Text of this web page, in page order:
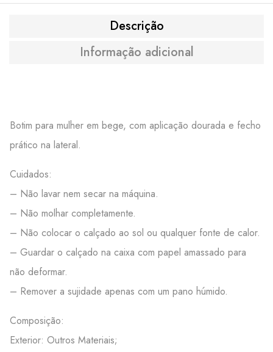
Descrição
Informação adicional
Botim para mulher em bege, com aplicação dourada e fecho
prático na lateral.
Cuidados:
– Não lavar nem secar na máquina.
– Não molhar completamente.
– Não colocar o calçado ao sol ou qualquer fonte de calor.
– Guardar o calçado na caixa com papel amassado para
não deformar.
– Remover a sujidade apenas com um pano húmido.
Composição:
Exterior: Outros Materiais;